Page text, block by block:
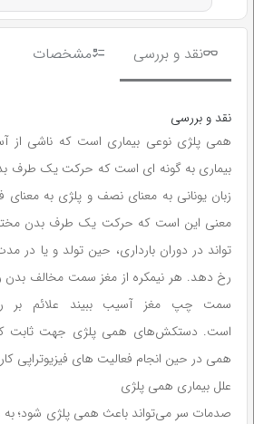
نقد و بررسی مشخصات
نقد و بررسی
همی پلژی نوعی بیماری است که ناشی از
بیماری به گونه ای است که حرکت یک طرف
زبان یونانی به معنای نصف و پلژی به
معنی این است که حرکت یک طرف بدن
تواند در دوران بارداری، حین تولد و یا در
رخ دهد. هر نیمکره از مغز سمت مخالف بدن را
سمت چپ مغز آسیب ببیند علائم
است. دستکش‌های همی پلژی جهت ثابت
همی در حین انجام فعالیت های فیزیوتراپی
علل بیماری همی پلژی
صدمات سر می‌تواند باعث همی پلژی شود؛ به